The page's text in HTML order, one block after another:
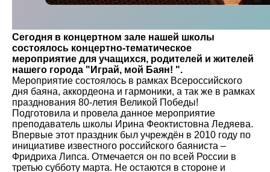
Сегодня в концертном зале нашей школы
состоялось концертно-тематическое
мероприятие для учащихся, родителей и жителей
нашего города "Играй, мой Баян! ".
Мероприятие состоялось в рамках Всероссийского
дня баяна, аккордеона и гармоники, а так же в рамках
празднования 80-летия Великой Победы!
Подготовила и провела данное мероприятие
преподаватель школы Ирина Феоктистовна Ледяева.
Впервые этот праздник был учреждён в 2010 году по
инициативе известного российского баяниста –
Фридриха Липса. Отмечается он по всей России в
третью субботу марта. Не остаются в стороне и